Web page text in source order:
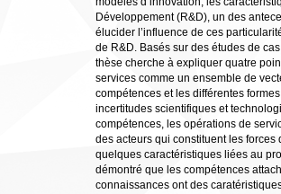
Développement (R&D), un des
élucider l’influence de ces
de R&D. Basés sur des études de
thèse cherche à expliquer quatre
services comme un ensemble de
compétences et les différentes
incertitudes scientifiques et
compétences, les opérations de
des acteurs qui constituent les
quelques caractéristiques liées au
démontré que les compétences
connaissances ont des